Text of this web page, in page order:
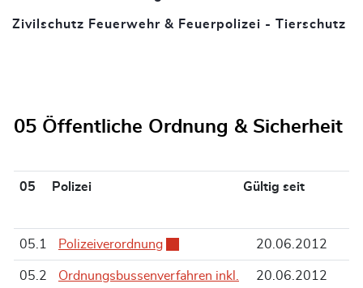
Zivilschutz Feuerwehr & Feuerpolizei - Tierschutz
05 Öffentliche Ordnung & Sicherheit
05 Polizei Gültig seit
05.1 Polizeiverordnung Externer Link wird in einem
20.06.2012
05.2
Ordnungsbussenverfahren inkl.
20.06.2012